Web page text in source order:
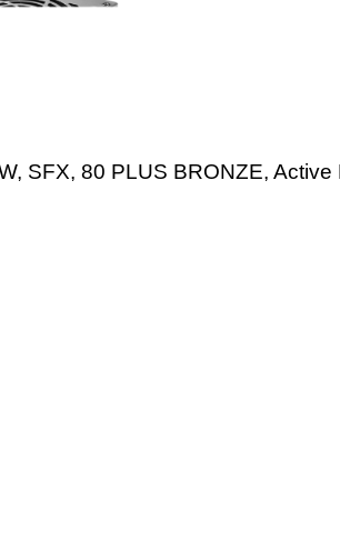
SFX, 80 PLUS BRONZE,